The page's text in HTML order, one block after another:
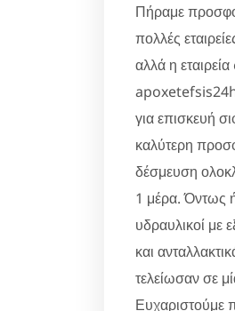
Πήραμε
πολλές
αλλά η
για επισκευή
καλύτερη
δέσμευση
1 μέρα. Όντως
υδραυλικοί με
και
τελείωσαν σε
Ευχαριστούμε